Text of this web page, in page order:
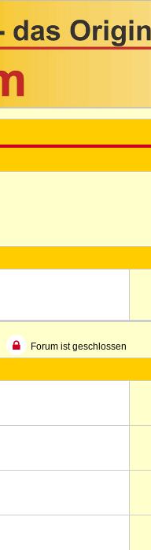
Forum ist geschlossen